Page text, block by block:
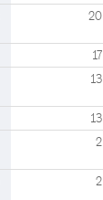
20
17
13
13
2
2